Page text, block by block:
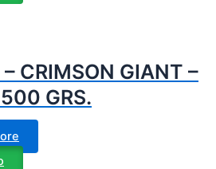
CRIMSON GIANT –
GRS.